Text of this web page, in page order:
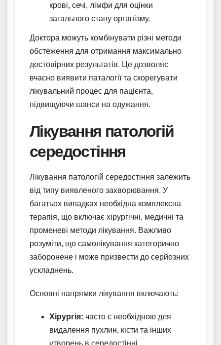
крові, сечі, лімфи для оцінки
загального стану організму.
Доктора можуть комбінувати різні методи
обстеження для отримання максимально
достовірних результатів. Це дозволяє
вчасно виявити паталогії та скорегувати
лікувальний процес для пацієнта,
підвищуючи шанси на одужання.
Лікування патологій
середостіння
Лікування патологій середостіння залежить
від типу виявленого захворювання. У
багатьох випадках необхідна комплексна
терапія, що включає хірургічні, медичні та
променеві методи лікування. Важливо
розуміти, що самолікування категорично
заборонене і може призвести до серйозних
ускладнень.
Основні напрямки лікування включають:
Хірургія: часто є необхідною для
видалення пухлин, кісти та інших